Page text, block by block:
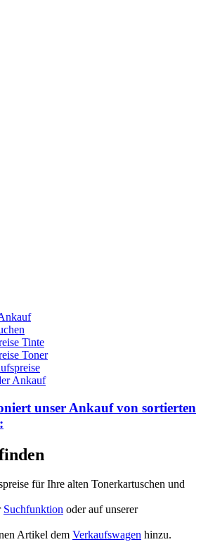
Tinte
Toner
Ankauf
unser Ankauf von sortierten
für Ihre alten Tonerkartuschen und
Suchfunktion oder auf unserer
Artikel dem Verkaufswagen hinzu.